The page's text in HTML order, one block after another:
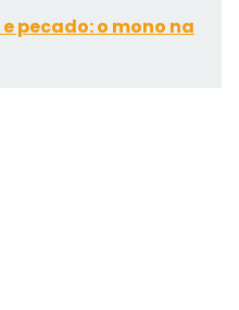
e pecado: o mono na